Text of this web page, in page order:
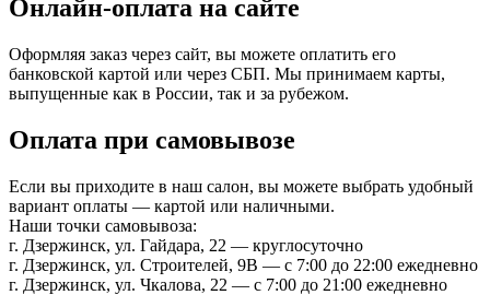
Онлайн-оплата на сайте
Оформляя заказ через сайт, вы можете оплатить его
банковской картой или через СБП. Мы принимаем карты,
выпущенные как в России, так и за рубежом.
Оплата при самовывозе
Если вы приходите в наш салон, вы можете выбрать удобный
вариант оплаты — картой или наличными.
Наши точки самовывоза:
г. Дзержинск, ул. Гайдара, 22 — круглосуточно
г. Дзержинск, ул. Строителей, 9В — с 7:00 до 22:00 ежедневно
г. Дзержинск, ул. Чкалова, 22 — с 7:00 до 21:00 ежедневно